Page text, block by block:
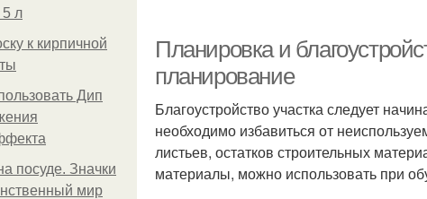
л
к кирпичной
Дип
посуде. Значки
мир
Планировка и
планирование
Благоустройство участка следует
необходимо избавиться от
листьев, остатков строительных
материалы, можно использовать при